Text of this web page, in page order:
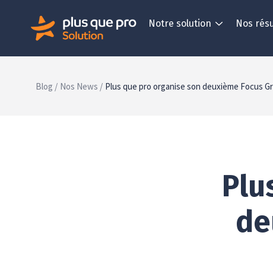
Notre solution Nos
Blog / Nos News / Plus que pro organise son deuxième Focus